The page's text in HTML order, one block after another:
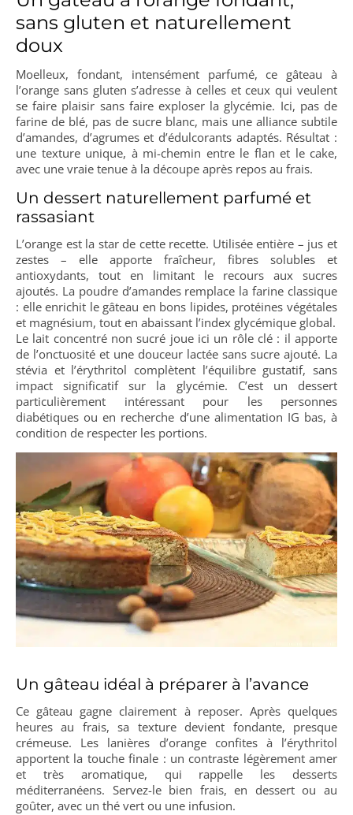
sans gluten et naturellement
doux
Moelleux, fondant, intensément parfumé, ce gâteau à
l’orange sans gluten s’adresse à celles et ceux qui veulent
se faire plaisir sans faire exploser la glycémie. Ici, pas de
farine de blé, pas de sucre blanc, mais une alliance subtile
d’amandes, d’agrumes et d’édulcorants adaptés. Résultat :
une texture unique, à mi-chemin entre le flan et le cake,
avec une vraie tenue à la découpe après repos au frais.
Un dessert naturellement parfumé et
rassasiant
L’orange est la star de cette recette. Utilisée entière – jus et
zestes – elle apporte fraîcheur, fibres solubles et
antioxydants, tout en limitant le recours aux sucres
ajoutés. La poudre d’amandes remplace la farine classique
: elle enrichit le gâteau en bons lipides, protéines végétales
et magnésium, tout en abaissant l’index glycémique global.
Le lait concentré non sucré joue ici un rôle clé : il apporte
de l’onctuosité et une douceur lactée sans sucre ajouté. La
stévia et l’érythritol complètent l’équilibre gustatif, sans
impact significatif sur la glycémie. C’est un dessert
particulièrement intéressant pour les personnes
diabétiques ou en recherche d’une alimentation IG bas, à
condition de respecter les portions.
Un gâteau idéal à préparer à l’avance
Ce gâteau gagne clairement à reposer. Après quelques
heures au frais, sa texture devient fondante, presque
crémeuse. Les lanières d’orange confites à l’érythritol
apportent la touche finale : un contraste légèrement amer
et très aromatique, qui rappelle les desserts
méditerranéens. Servez-le bien frais, en dessert ou au
goûter, avec un thé vert ou une infusion.